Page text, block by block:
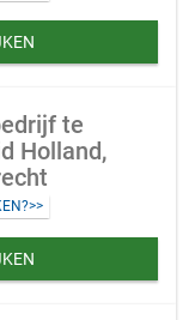
te
Holland,